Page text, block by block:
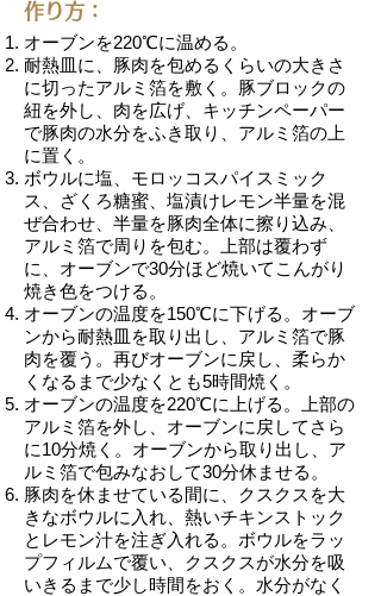
作り方：
オーブンを220℃に温める。
耐熱皿に、豚肉を包めるくらいの大きさ
に切ったアルミ箔を敷く。豚ブロックの
紐を外し、肉を広げ、キッチンペーパー
で豚肉の水分をふき取り、アルミ箔の上
に置く。
ボウルに塩、モロッコスパイスミック
ス、ざくろ糖蜜、塩漬けレモン半量を混
ぜ合わせ、半量を豚肉全体に擦り込み、
アルミ箔で周りを包む。上部は覆わず
に、オーブンで30分ほど焼いてこんがり
焼き色をつける。
オーブンの温度を150℃に下げる。オーブ
ンから耐熱皿を取り出し、アルミ箔で豚
肉を覆う。再びオーブンに戻し、柔らか
くなるまで少なくとも5時間焼く。
オーブンの温度を220℃に上げる。上部の
アルミ箔を外し、オーブンに戻してさら
に10分焼く。オーブンから取り出し、ア
ルミ箔で包みなおして30分休ませる。
豚肉を休ませている間に、クスクスを大
きなボウルに入れ、熱いチキンストック
とレモン汁を注ぎ入れる。ボウルをラッ
プフィルムで覆い、クスクスが水分を吸
いきるまで少し時間をおく。水分がなく